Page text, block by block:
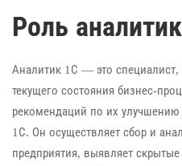
Роль
Аналитик 1С — это
текущего состояния бизнес-
рекомендаций по их
1С. Он осуществляет сбор и
предприятия, выявляет